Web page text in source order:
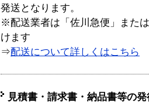
発送となります。
※配送業者は「佐川急便」また
けます
⇒配送について詳しくはこちら
見積書・請求書・納品書等の